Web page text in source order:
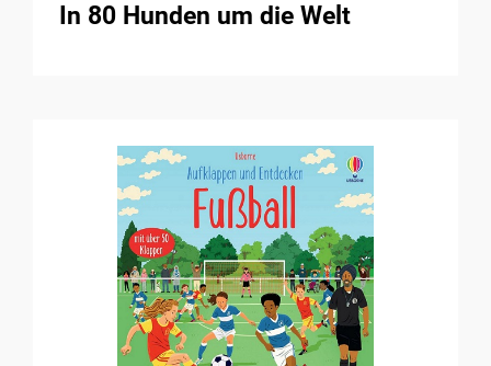
In 80 Hunden um die Welt